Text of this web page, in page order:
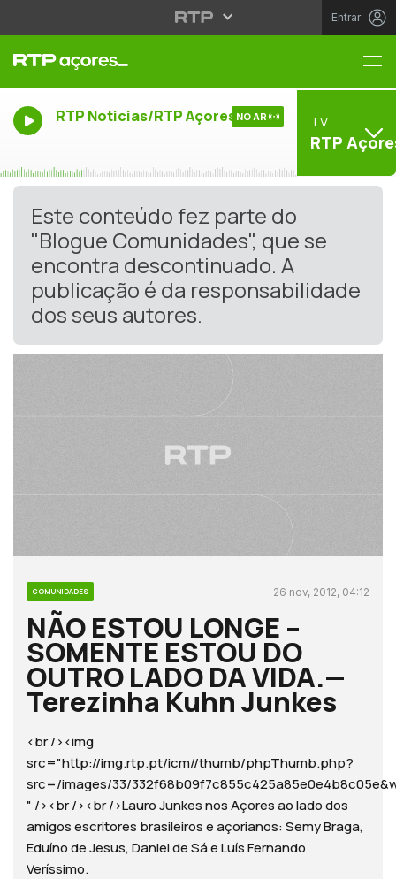
Entrar
RTP Noticias/RTP Açores NO AR TV
RTP
Este conteúdo fez parte do
"Blogue Comunidades", que se
encontra descontinuado. A
publicação é da responsabilidade
dos seus autores.
COMUNIDADES 26 nov, 2012, 04:12
NÃO ESTOU LONGE –
SOMENTE ESTOU DO
OUTRO LADO DA VIDA.—
Terezinha Kuhn Junkes
<br /><img
src="http://img.rtp.pt/icm//thumb/phpThumb.php?
src=/images/33/
" /><br /><br />Lauro Junkes nos Açores ao lado dos
amigos escritores brasileiros e açorianos: Semy Braga,
Eduíno de Jesus, Daniel de Sá e Luís Fernando
Veríssimo.